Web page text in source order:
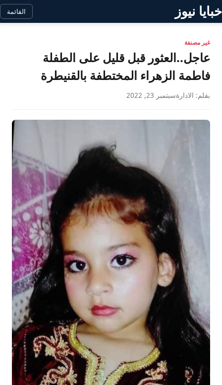
خبايا نيوز القائمة
غير مصنفة
عاجل..العثور قبل قليل على الطفلة
فاطمة الزهراء المختطفة بالقنيطرة
بقلم: الادارةسبتمبر 23, 2022